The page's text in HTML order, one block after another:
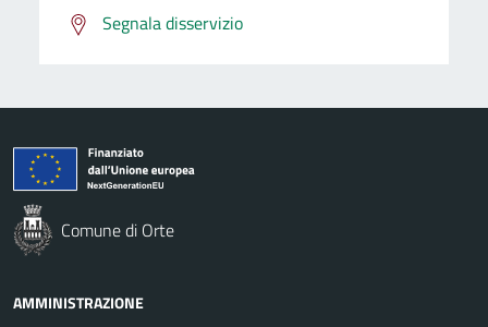
Segnala disservizio
Comune di Orte
AMMINISTRAZIONE